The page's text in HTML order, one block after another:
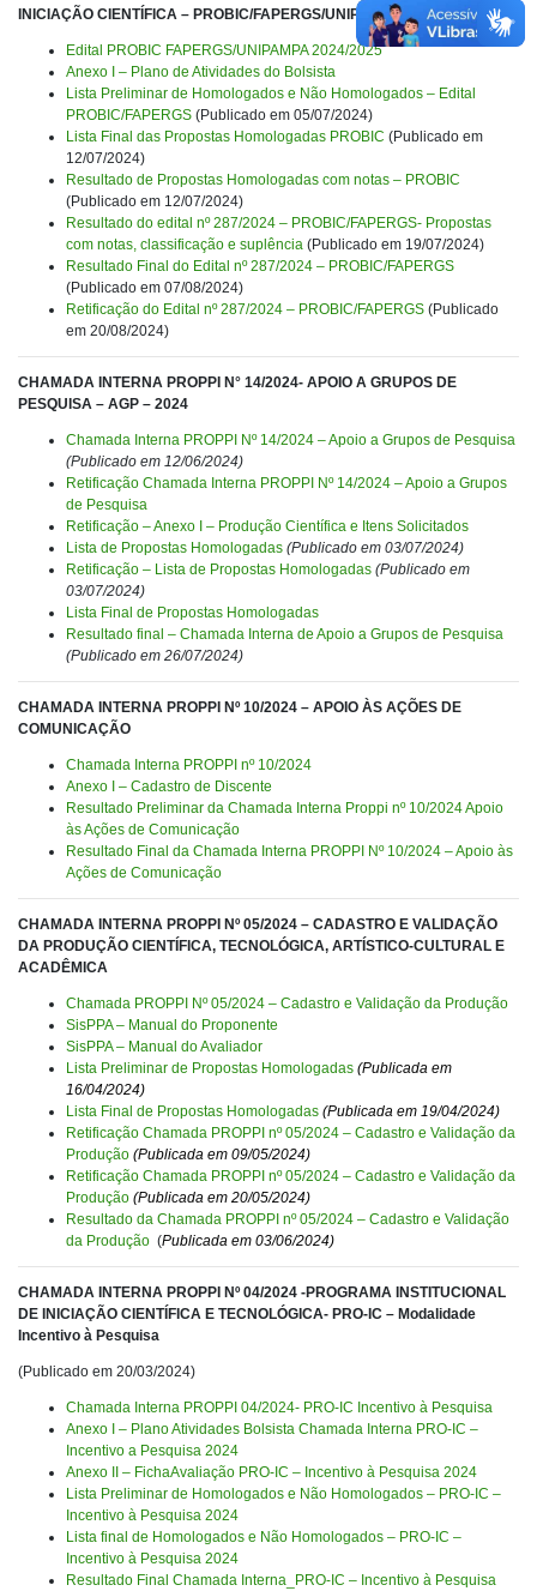
INICIAÇÃO CIENTÍFICA – PROBIC/FAPERGS/UNIPAMPA
Edital PROBIC FAPERGS/UNIPAMPA 2024/2025
Anexo I – Plano de Atividades do Bolsista
Lista Preliminar de Homologados e Não Homologados – Edital
PROBIC/FAPERGS (Publicado em 05/07/2024)
Lista Final das Propostas Homologadas PROBIC (Publicado em
12/07/2024)
Resultado de Propostas Homologadas com notas – PROBIC
(Publicado em 12/07/2024)
Resultado do edital nº 287/2024 – PROBIC/FAPERGS- Propostas
com notas, classificação e suplência (Publicado em 19/07/2024)
Resultado Final do Edital nº 287/2024 – PROBIC/FAPERGS
(Publicado em 07/08/2024)
Retificação do Edital nº 287/2024 – PROBIC/FAPERGS (Publicado
em 20/08/2024)
CHAMADA INTERNA PROPPI N° 14/2024- APOIO A GRUPOS DE
PESQUISA – AGP – 2024
Chamada Interna PROPPI Nº 14/2024 – Apoio a Grupos de Pesquisa
(Publicado em 12/06/2024)
Retificação Chamada Interna PROPPI Nº 14/2024 – Apoio a Grupos
de Pesquisa
Retificação – Anexo I – Produção Científica e Itens Solicitados
Lista de Propostas Homologadas (Publicado em 03/07/2024)
Retificação – Lista de Propostas Homologadas (Publicado em
03/07/2024)
Lista Final de Propostas Homologadas
Resultado final – Chamada Interna de Apoio a Grupos de Pesquisa
(Publicado em 26/07/2024)
CHAMADA INTERNA PROPPI Nº 10/2024 – APOIO ÀS AÇÕES DE
COMUNICAÇÃO
Chamada Interna PROPPI nº 10/2024
Anexo I – Cadastro de Discente
Resultado Preliminar da Chamada Interna Proppi nº 10/2024 Apoio
às Ações de Comunicação
Resultado Final da Chamada Interna PROPPI Nº 10/2024 – Apoio às
Ações de Comunicação
CHAMADA INTERNA PROPPI Nº 05/2024 – CADASTRO E VALIDAÇÃO
DA PRODUÇÃO CIENTÍFICA, TECNOLÓGICA, ARTÍSTICO-CULTURAL E
ACADÊMICA
Chamada PROPPI Nº 05/2024 – Cadastro e Validação da Produção
SisPPA – Manual do Proponente
SisPPA – Manual do Avaliador
Lista Preliminar de Propostas Homologadas (Publicada em
16/04/2024)
Lista Final de Propostas Homologadas (Publicada em 19/04/2024)
Retificação Chamada PROPPI nº 05/2024 – Cadastro e Validação da
Produção (Publicada em 09/05/2024)
Retificação Chamada PROPPI nº 05/2024 – Cadastro e Validação da
Produção (Publicada em 20/05/2024)
Resultado da Chamada PROPPI nº 05/2024 – Cadastro e Validação
da Produção (Publicada em 03/06/2024)
CHAMADA INTERNA PROPPI Nº 04/2024 -PROGRAMA INSTITUCIONAL
DE INICIAÇÃO CIENTÍFICA E TECNOLÓGICA- PRO-IC – Modalidade
Incentivo à Pesquisa
(Publicado em 20/03/2024)
Chamada Interna PROPPI 04/2024- PRO-IC Incentivo à Pesquisa
Anexo I – Plano Atividades Bolsista Chamada Interna PRO-IC –
Incentivo a Pesquisa 2024
Anexo II – FichaAvaliação PRO-IC – Incentivo à Pesquisa 2024
Lista Preliminar de Homologados e Não Homologados – PRO-IC –
Incentivo à Pesquisa 2024
Lista final de Homologados e Não Homologados – PRO-IC –
Incentivo à Pesquisa 2024
Resultado Final Chamada Interna_PRO-IC – Incentivo à Pesquisa